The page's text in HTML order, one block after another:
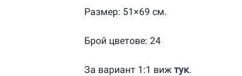
Размер: 51×69 см.
Брой цветове: 24
За вариант 1:1 виж тук.